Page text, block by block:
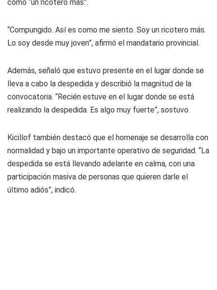
como “un ricotero más”.
“Compungido. Así es como me siento. Soy un ricotero más.
Lo soy desde muy joven”, afirmó el mandatario provincial.
Además, señaló que estuvo presente en el lugar donde se
lleva a cabo la despedida y describió la magnitud de la
convocatoria. “Recién estuve en el lugar donde se está
realizando la despedida. Es algo muy fuerte”, sostuvo.
Kicillof también destacó que el homenaje se desarrolla con
normalidad y bajo un importante operativo de seguridad. “La
despedida se está llevando adelante en calma, con una
participación masiva de personas que quieren darle el
último adiós”, indicó.